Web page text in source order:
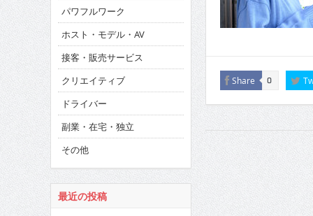
Share 0
パワフルワーク
ホスト・モデル・AV
接客・販売サービス
クリエイティブ
ドライバー
副業・在宅・独立
その他
最近の投稿